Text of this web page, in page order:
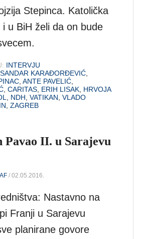
Stepinca. Katolička
u BiH želi da on bude
INTERVJU
KARAĐORĐEVIĆ
,ANTE PAVELIĆ
,CARITAS ERIH LISAK HRVOJA
NDH ,VATIKAN ,VLADO
,ZAGREB
Pavao II. u Sarajevu
/ 02.05.2016.
Nastavno na
Franji u Sarajevu
planirane govore